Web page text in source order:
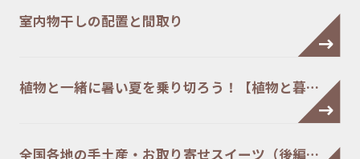
室内物干しの配置と間取り
植物と一緒に暑い夏を乗り切ろう！【植物と暮…
全国各地の手土産・お取り寄せスイーツ（後編…